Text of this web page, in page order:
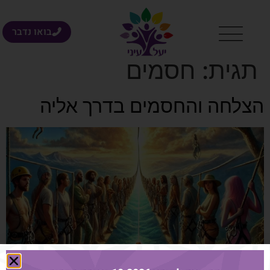
בואו נדבר
תגית: חסמים
הצלחה והחסמים בדרך אליה